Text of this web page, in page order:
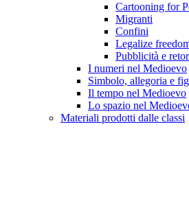
Cartooning for
Migranti
Confini
Legalize
Pubblicità e
I numeri nel Medioevo
Simbolo, allegoria e
Il tempo nel Medioevo
Lo spazio nel
Materiali prodotti dalle classi